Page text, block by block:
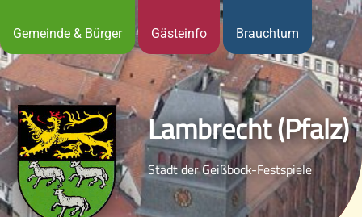
Gemeinde & Bürger Gästeinfo Brauchtum
Lambrecht (Pfalz)
Stadt der Geißbock-Festspiele